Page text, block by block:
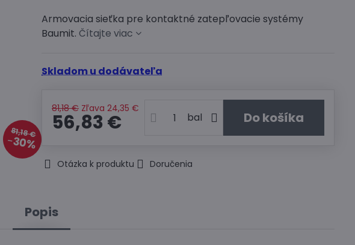
81,18 €
30%
Armovacia sieťka pre kontaktné zatepľovacie systémy
Baumit.Čítajte viac
Skladom u dodávateľa
81,18 € Zľava 24,35 €
56,83 € bal Do košíka
Otázka k produktu Doručenia
Popis